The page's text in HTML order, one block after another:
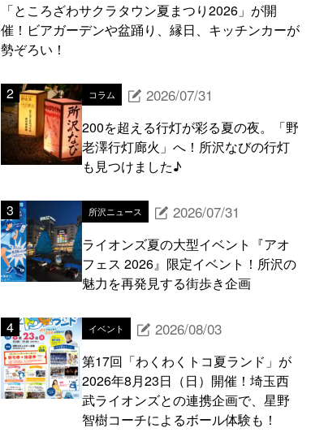
「ところざわサクラタウン夏まつり2026」が開
催！ビアガーデンや盆踊り、縁日、キッチンカーが
勢ぞろい！
コラム 2026/07/31
200を超える行灯が彩る夏の夜。「野
老澤行灯廊火」へ！所沢なびの行灯
も見つけました♪
所沢ニュース 2026/07/31
ライオンズ夏の大型イベント『アオ
フェス 2026』限定イベント！所沢の
魅力を再発見する街歩き企画
イベント 2026/08/03
第17回「わくわくトコ夏ランド」が
2026年8月23日（日）開催！埼玉西
武ライオンズとの連携企画で、星野
智樹コーチによるボール体験も！